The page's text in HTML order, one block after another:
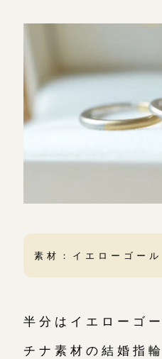
素材：イエローゴー
半分はイエローゴ
チナ素材の結婚指輪